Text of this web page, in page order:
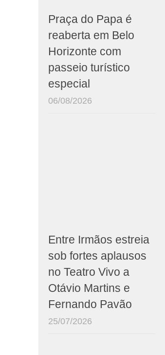
Praça do Papa é
reaberta em Belo
Horizonte com
passeio turístico
especial
06/08/2026
Entre Irmãos estreia
sob fortes aplausos
no Teatro Vivo a
Otávio Martins e
Fernando Pavão
25/07/2026